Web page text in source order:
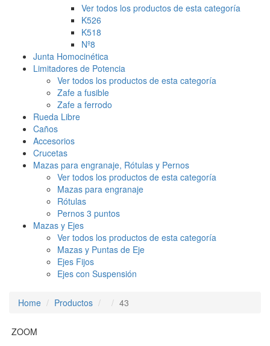
Ver todos los productos de esta categoría
K526
K518
Nº8
Junta Homocinética
Limitadores de Potencia
Ver todos los productos de esta categoría
Zafe a fusible
Zafe a ferrodo
Rueda Libre
Caños
Accesorios
Crucetas
Mazas para engranaje, Rótulas y Pernos
Ver todos los productos de esta categoría
Mazas para engranaje
Rótulas
Pernos 3 puntos
Mazas y Ejes
Ver todos los productos de esta categoría
Mazas y Puntas de Eje
Ejes Fijos
Ejes con Suspensión
Home Productos 43
ZOOM